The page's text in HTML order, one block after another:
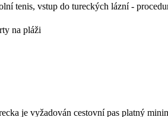
tenis, vstup do tureckých lázní -
na pláži
je vyžadován cestovní pas platný